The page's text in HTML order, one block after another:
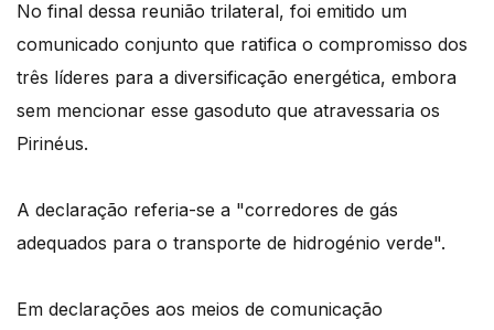
No final dessa reunião trilateral, foi emitido um
comunicado conjunto que ratifica o compromisso dos
três líderes para a diversificação energética, embora
sem mencionar esse gasoduto que atravessaria os
Pirinéus.
A declaração referia-se a "corredores de gás
adequados para o transporte de hidrogénio verde".
Em declarações aos meios de comunicação